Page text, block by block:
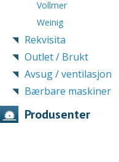
Vollmer
Weinig
Rekvisita
Outlet / Brukt
Avsug / ventilasjon
Bærbare maskiner
Produsenter